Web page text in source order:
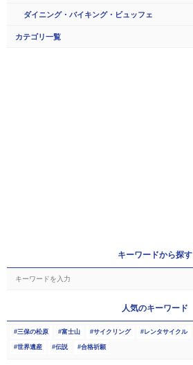
ダイニング・バイキング・ビュッフェ
カテゴリ一覧
キーワードから探す
人気のキーワード
三保の松原 富士山 サイクリング レンタサイクル
世界遺産 伝説 合格祈願